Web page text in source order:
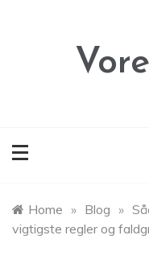
Home » Blog »
vigtigste regler og